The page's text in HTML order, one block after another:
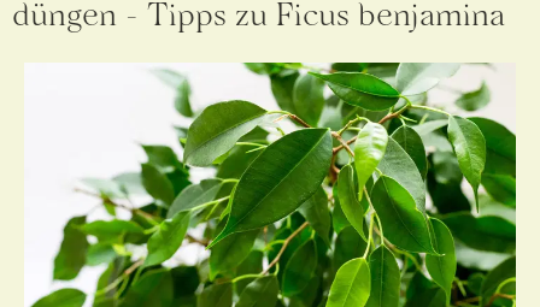
düngen - Tipps zu Ficus benjamina